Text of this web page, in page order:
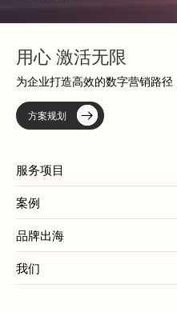
用心 激活无限
为企业打造高效的数字营销路
方案规划
服务项目
案例
品牌出海
我们